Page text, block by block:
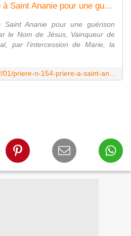
Prière n° 154 : Prière à Saint Ananie pour une guérison intérieure - Evoluons quotidiennement avec Parti de zéro
Ananie pour une guérison
le Nom de Jésus, Vainqueur de
par l'intercession de Marie, la